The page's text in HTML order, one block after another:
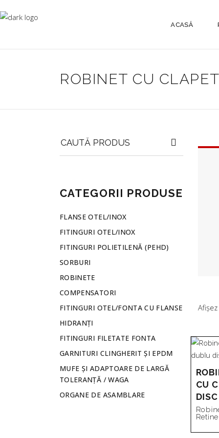
ACASĂ
ROBINET CU
CU
for:
CATEGORII PRODUSE
FLANSE OTEL/INOX
FITINGURI OTEL/INOX
FITINGURI POLIETILENĂ (PEHD)
SORBURI
ROBINETE
COMPENSATORI
FITINGURI OTEL/FONTA CU FLANSE
HIDRANȚI
FITINGURI FILETATE FONTA
GARNITURI CLINGHERIT ȘI EPDM
MUFE ȘI ADAPTOARE DE LARGĂ
TOLERANȚĂ / WAGA
ORGANE DE ASAMBLARE